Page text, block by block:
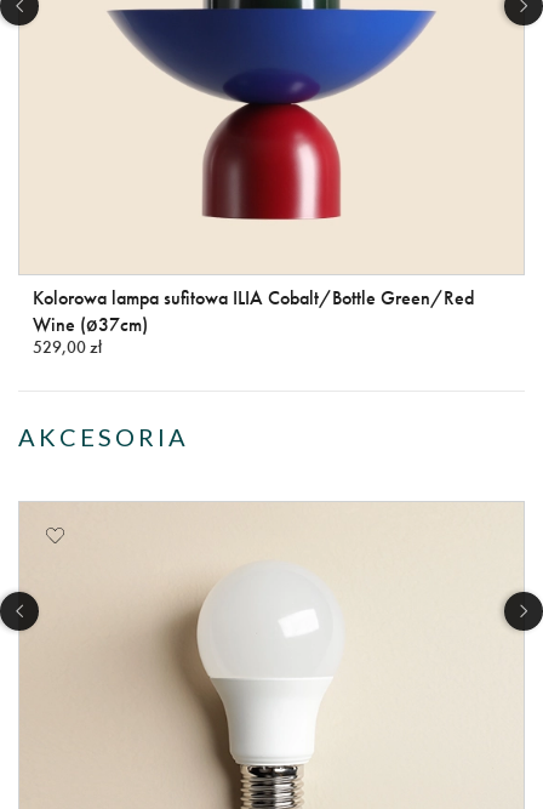
Kolorowa lampa sufitowa ILIA Cobalt/Bottle Green/Red
Wine (ø37cm)
529,00 zł
AKCESORIA